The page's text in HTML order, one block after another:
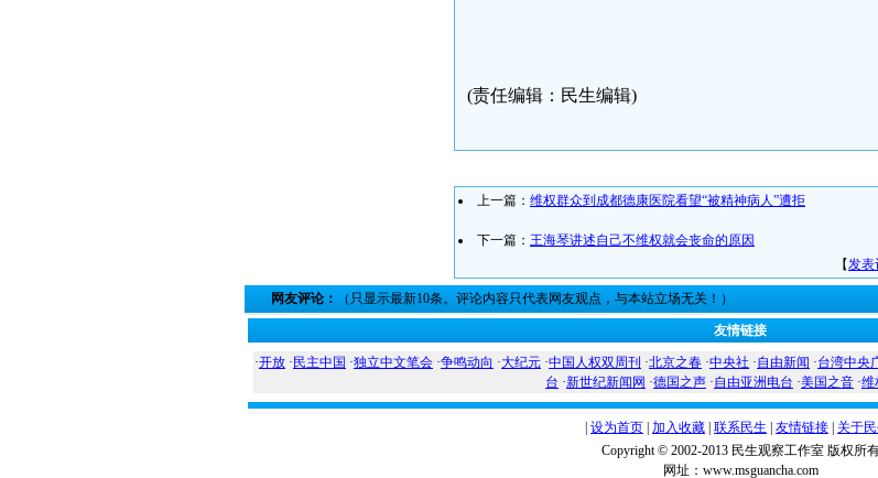
(责任编辑：民生编辑)
上一篇： 维权群众到成都德康医院看望“被精神病人”遭拒
下一篇： 王海琴讲述自己不维权就会丧命的原因
【发表
网友评论： （只显示最新10条。评论内容只代表网友观点，与本站立场无关！）
友情链接
·开放 · 民主中国 ·独立中文笔会 ·争鸣动向 ·大纪元 ·中国人权双周刊 ·北京之春 ·中央社 ·自由新闻 ·台湾中央
台 ·新世纪新闻网 ·德国之声 ·自由亚洲电台 ·美国之音 ·维
设为首页 加入收藏 联系民生 友情链接 关于
Copyright © 2002-2013 民生观察工作室 版权所
网址：www.msguancha.com